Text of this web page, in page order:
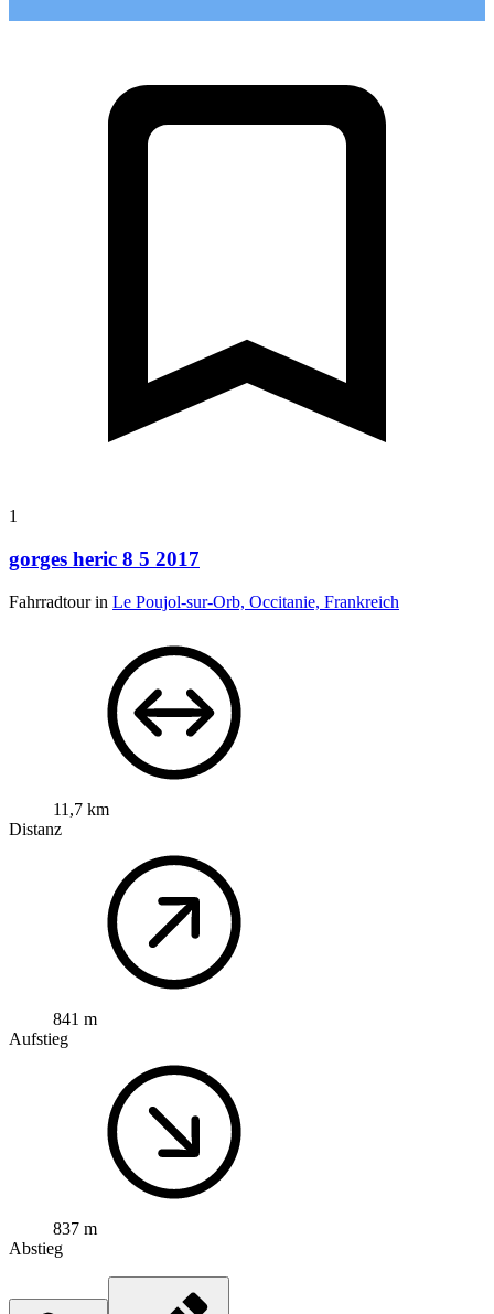
1
gorges heric 8 5 2017
Fahrradtour in Le Poujol-sur-Orb, Occitanie, Frankreich
11,7 km
Distanz
841 m
Aufstieg
837 m
Abstieg